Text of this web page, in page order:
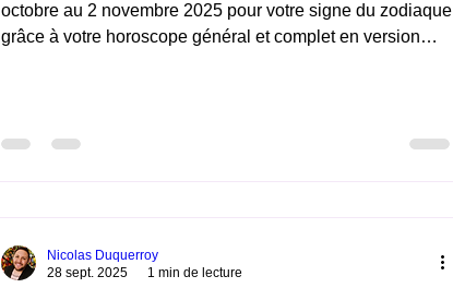
octobre au 2 novembre 2025 pour votre signe du zodiaque
grâce à votre horoscope général et complet en version
Nicolas Duquerroy
28 sept. 2025
1 min de lecture